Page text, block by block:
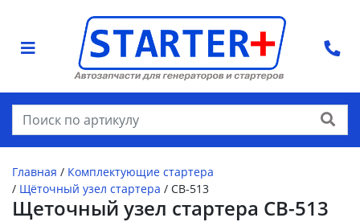
Найти
Главная / Комплектующие стартера
/ Щёточный узел стартера / CB-513
Щеточный узел стартера CB-513